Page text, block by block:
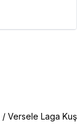
/ Versele Laga Kuş